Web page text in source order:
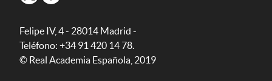
Felipe IV, 4 - 28014 Madrid -
Teléfono: +34 91 420 14 78.
© Real Academia Española, 2019